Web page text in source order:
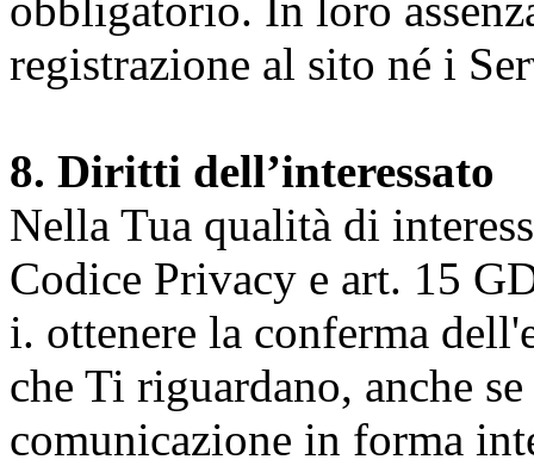
registrazione al sito né i
8. Diritti dell’interessato
Nella Tua qualità di
Codice Privacy e art. 15
i. ottenere la conferma
che Ti riguardano, anche
comunicazione in forma